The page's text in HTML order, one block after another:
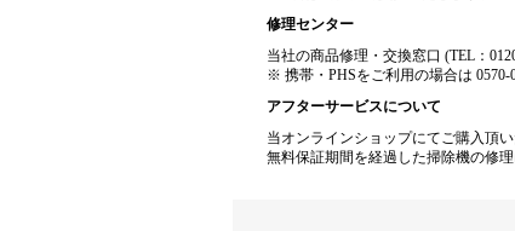
修理センター
当社の商品修理・交換窓口 (TEL：
※ 携帯・PHSをご利用の場合は 0570-
アフターサービスについて
当オンラインショップにてご購入頂
無料保証期間を経過した掃除機の修